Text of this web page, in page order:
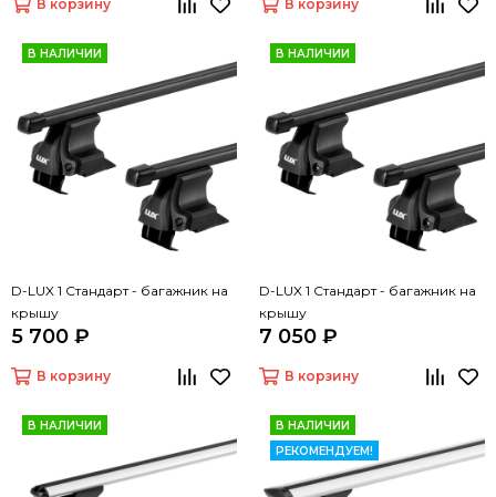
В корзину В корзину
В НАЛИЧИИ
D-LUX 1 Стандарт - багажник на
крышу
5 700 ₽
В корзину
В НАЛИЧИИ
D-LUX 1 Стандарт - багажник на
крышу
7 050 ₽
В корзину
В НАЛИЧИИ
В НАЛИЧИИ
РЕКОМЕНДУЕМ!